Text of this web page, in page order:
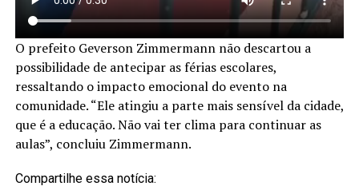
O prefeito Geverson Zimmermann não descartou a
possibilidade de antecipar as férias escolares,
ressaltando o impacto emocional do evento na
comunidade. “Ele atingiu a parte mais sensível da cidade,
que é a educação. Não vai ter clima para continuar as
aulas”, concluiu Zimmermann.
Compartilhe essa notícia: